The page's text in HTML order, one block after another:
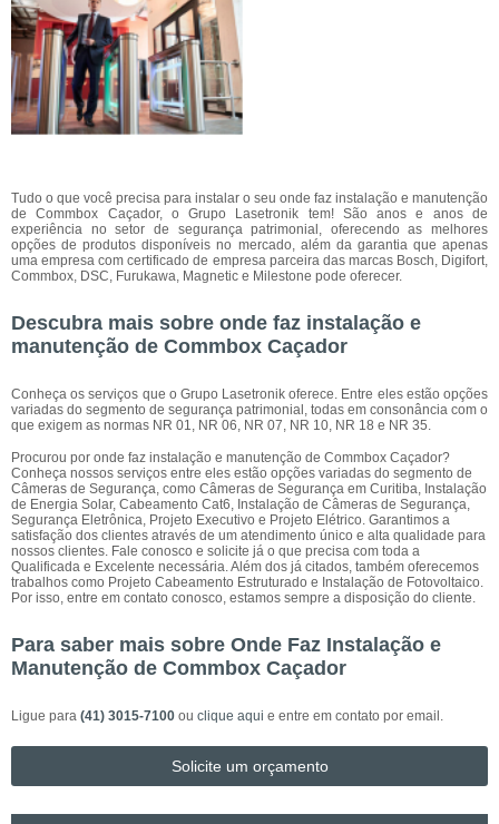
Tudo o que você precisa para instalar o seu onde faz instalação e manutenção
de Commbox Caçador, o Grupo Lasetronik tem! São anos e anos de
experiência no setor de segurança patrimonial, oferecendo as melhores
opções de produtos disponíveis no mercado, além da garantia que apenas
uma empresa com certificado de empresa parceira das marcas Bosch, Digifort,
Commbox, DSC, Furukawa, Magnetic e Milestone pode oferecer.
Descubra mais sobre onde faz instalação e
manutenção de Commbox Caçador
Conheça os serviços que o Grupo Lasetronik oferece. Entre eles estão opções
variadas do segmento de segurança patrimonial, todas em consonância com o
que exigem as normas NR 01, NR 06, NR 07, NR 10, NR 18 e NR 35.
Procurou por onde faz instalação e manutenção de Commbox Caçador?
Conheça nossos serviços entre eles estão opções variadas do segmento de
Câmeras de Segurança, como Câmeras de Segurança em Curitiba, Instalação
de Energia Solar, Cabeamento Cat6, Instalação de Câmeras de Segurança,
Segurança Eletrônica, Projeto Executivo e Projeto Elétrico. Garantimos a
satisfação dos clientes através de um atendimento único e alta qualidade para
nossos clientes. Fale conosco e solicite já o que precisa com toda a
Qualificada e Excelente necessária. Além dos já citados, também oferecemos
trabalhos como Projeto Cabeamento Estruturado e Instalação de Fotovoltaico.
Por isso, entre em contato conosco, estamos sempre a disposição do cliente.
Para saber mais sobre Onde Faz Instalação e
Manutenção de Commbox Caçador
Ligue para (41) 3015-7100 ou clique aqui e entre em contato por email.
Solicite um orçamento